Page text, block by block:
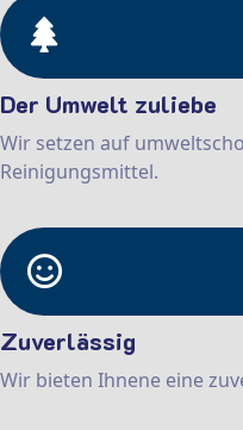
Der Umwelt zuliebe
Wir setzen auf
Reinigungsmittel.
Zuverlässig
Wir bieten Ihnene eine